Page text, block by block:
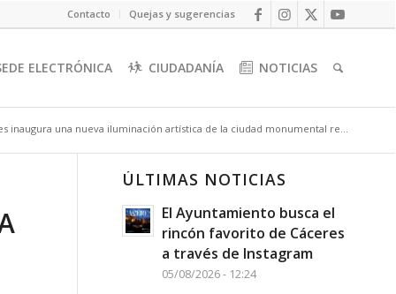
Contacto Quejas y sugerencias
ELECTRÓNICA CIUDADANÍA NOTICIAS
inaugura una nueva iluminación artística de la ciudad monumental re...
ÚLTIMAS NOTICIAS
El Ayuntamiento busca el
rincón favorito de Cáceres
a través de Instagram
05/08/2026 - 12:24